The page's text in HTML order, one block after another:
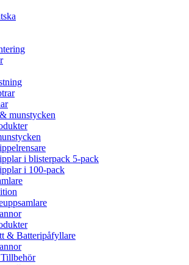
munstycken
i blisterpack 5-pack
i 100-pack
& Batteripåfyllare